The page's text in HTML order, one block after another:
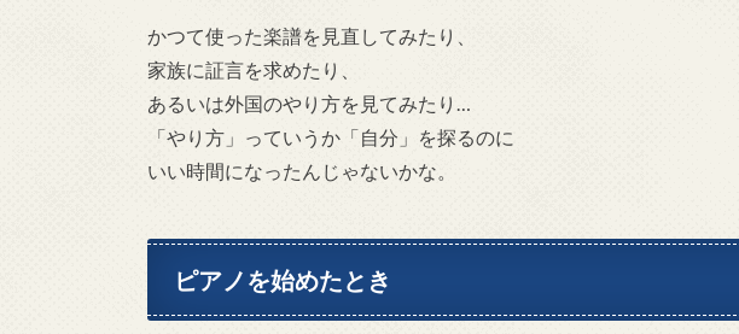
かつて使った楽譜を見直してみたり、
家族に証言を求めたり、
あるいは外国のやり方を見てみたり…
「やり方」っていうか「自分」を探るのに
いい時間になったんじゃないかな。
ピアノを始めたとき